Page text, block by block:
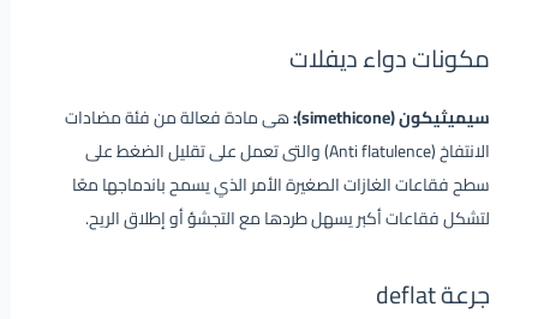
مكونات دواء ديفلات
سيميثيكون (simethicone):
هى مادة فعالة من فئة مضادات
الانتفاخ (Anti flatulence) والتى تعمل على تقليل الضغط على
سطح فقاعات الغازات الصغيرة الأمر الذي يسمح باندماجها معًا
لتشكل فقاعات أكبر يسهل طردها مع التجشؤ أو إطلاق الريح.
جرعة deflat